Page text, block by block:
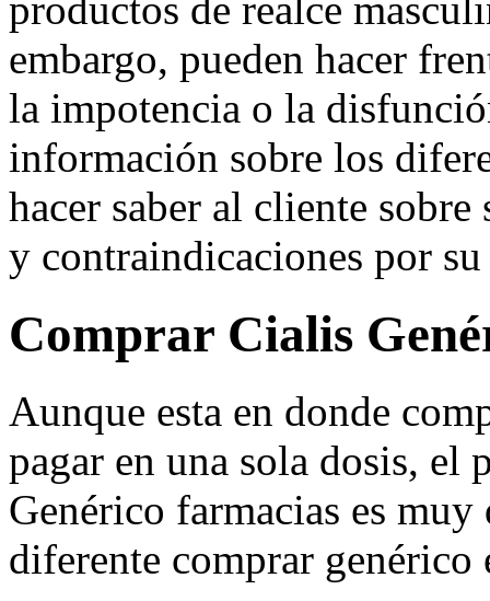
productos de realce
embargo, pueden hacer
la impotencia o la
información sobre los
hacer saber al cliente
y contraindicaciones por
Comprar Cialis
Aunque esta en donde
pagar en una sola dosis, el
Genérico farmacias es
diferente comprar genérico